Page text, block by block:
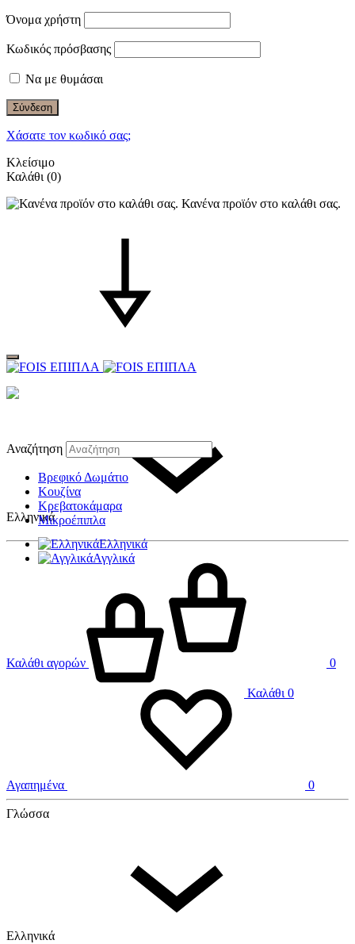
Όνομα χρήστη
Κωδικός πρόσβασης
Να με θυμάσαι
Σύνδεση
Χάσατε τον κωδικό σας;
Κλείσιμο
Καλάθι (0)
Κανένα προϊόν στο καλάθι σας.
Ελληνικά
Ελληνικά
Αγγλικά
Καλάθι 0
Αναζήτηση
Βρεφικό Δωμάτιο
Κουζίνα
Κρεβατοκάμαρα
Μικροέπιπλα
Καλάθι αγορών 0
Αγαπημένα 0
Γλώσσα
Ελληνικά